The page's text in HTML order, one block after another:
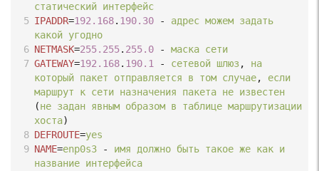
статический интерфейс
5 IPADDR=192.168. 190.30 - адрес можем задать
какой угодно
6 NETMASK=255.255. 255.0 - маска сети
7 GATEWAY=192.168. 190.1 - сетевой шлюз, на
который пакет отправляется в том случае, если
маршрут
к сети назначения пакета не известен
(не задан явным образом в таблице маршрутизации
хоста)
8 DEFROUTE=yes
9 NAME=enp0s3 - имя должно быть такое же как и
название интерфейса